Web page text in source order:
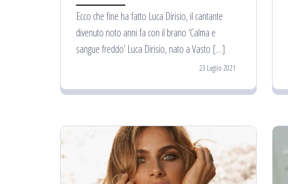
Ecco che fine ha fatto Luca Dirisio, il cantante
divenuto noto anni fa con il brano ‘Calma e
sangue freddo’ Luca Dirisio, nato a Vasto […]
23 Luglio 2021